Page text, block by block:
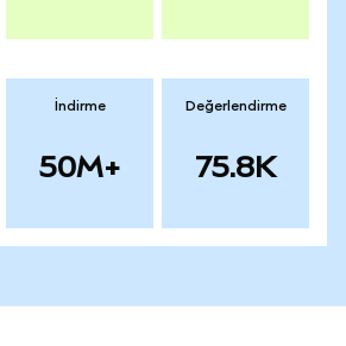
İndirme
50M+
Değerlendirme
75.8K